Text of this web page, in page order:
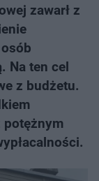
zawarł z
Na ten cel
z budżetu.
potężnym